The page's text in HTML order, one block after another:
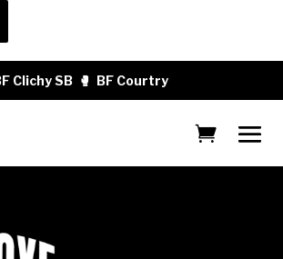
Clichy SB 🥊 BF Courtry